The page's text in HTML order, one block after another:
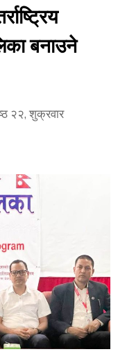
बनाउने
२२, शुक्रवार